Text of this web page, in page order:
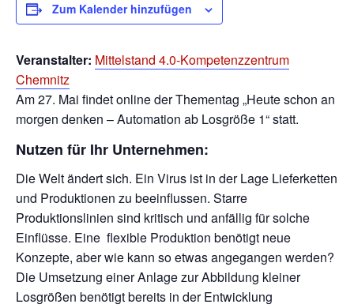
Veranstalter: Mittelstand 4.0-Kompetenzzentrum
Chemnitz
Am 27. Mai findet online der Thementag „Heute schon an
morgen denken – Automation ab Losgröße 1“ statt.
Nutzen für Ihr Unternehmen:
Die Welt ändert sich. Ein Virus ist in der Lage Lieferketten
und Produktionen zu beeinflussen. Starre
Produktionslinien sind kritisch und anfällig für solche
Einflüsse. Eine flexible Produktion benötigt neue
Konzepte, aber wie kann so etwas angegangen werden?
Die Umsetzung einer Anlage zur Abbildung kleiner
Losgrößen benötigt bereits in der Entwicklung
Zum Kalender hinzufügen